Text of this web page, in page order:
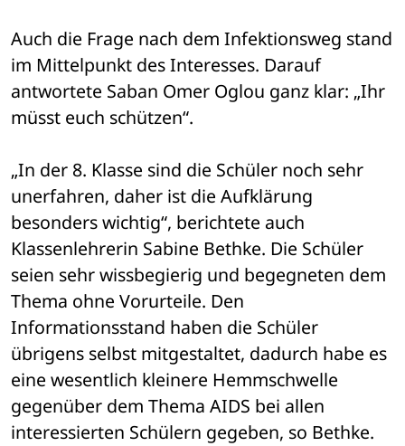
Auch die Frage nach dem Infektionsweg stand
im Mittelpunkt des Interesses. Darauf
antwortete Saban Omer Oglou ganz klar: „Ihr
müsst euch schützen“.
„In der 8. Klasse sind die Schüler noch sehr
unerfahren, daher ist die Aufklärung
besonders wichtig“, berichtete auch
Klassenlehrerin Sabine Bethke. Die Schüler
seien sehr wissbegierig und begegneten dem
Thema ohne Vorurteile. Den
Informationsstand haben die Schüler
übrigens selbst mitgestaltet, dadurch habe es
eine wesentlich kleinere Hemmschwelle
gegenüber dem Thema AIDS bei allen
interessierten Schülern gegeben, so Bethke.